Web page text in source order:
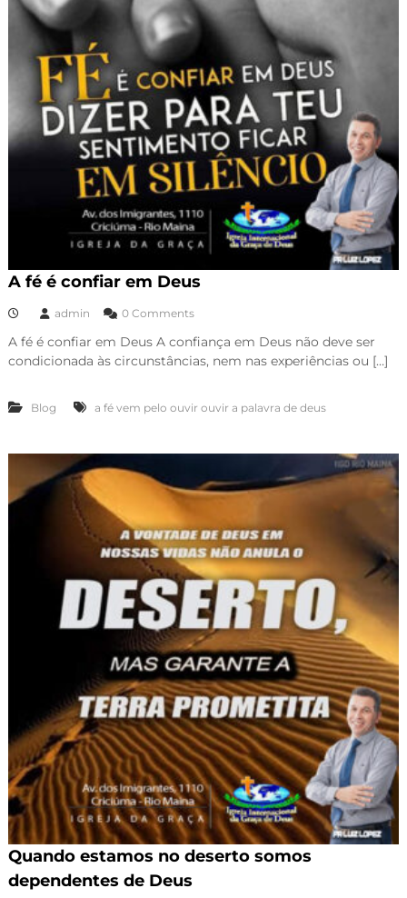
A fé é confiar em Deus
admin 0 Comments
A fé é confiar em Deus A confiança em Deus não deve ser
condicionada às circunstâncias, nem nas experiências ou […]
Blog a fé vem pelo ouvir ouvir a palavra de deus
Quando estamos no deserto somos
dependentes de Deus